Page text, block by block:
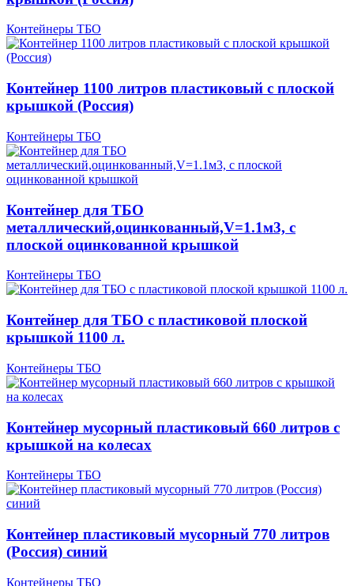
Контейнеры ТБО
Контейнер 1100 литров пластиковый с плоской
крышкой (Россия)
Контейнеры ТБО
Контейнер для ТБО
металлический,оцинкованный,V=1.1м3, с
плоской оцинкованной крышкой
Контейнеры ТБО
Контейнер для ТБО с пластиковой плоской
крышкой 1100 л.
Контейнеры ТБО
Контейнер мусорный пластиковый 660 литров с
крышкой на колесах
Контейнеры ТБО
Контейнер пластиковый мусорный 770 литров
(Россия) синий
Контейнеры ТБО